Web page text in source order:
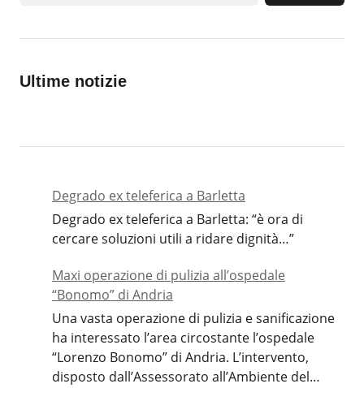
Ultime notizie
Degrado ex teleferica a Barletta
Degrado ex teleferica a Barletta: “è ora di
cercare soluzioni utili a ridare dignità…”
Maxi operazione di pulizia all’ospedale
“Bonomo” di Andria
Una vasta operazione di pulizia e sanificazione
ha interessato l’area circostante l’ospedale
“Lorenzo Bonomo” di Andria. L’intervento,
disposto dall’Assessorato all’Ambiente del